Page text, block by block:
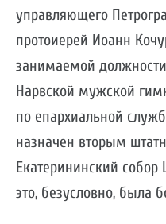
управляющего
протоиерей Иоанн
занимаемой
Нарвской мужской
по епархиальной
назначен вторым
Екатерининский собор
это, безусловно, была